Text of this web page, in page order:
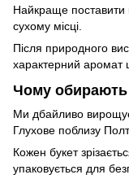
Найкраще поставити
сухому місці.
Після природного
характерний аромат
Чому
Ми дбайливо
Глухове поблизу
Кожен букет
упаковується для